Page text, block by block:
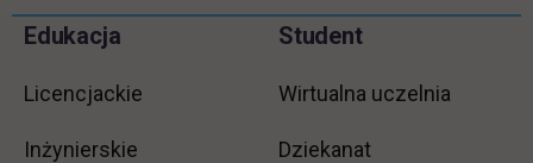
Pomiń
Informacje w stopce
Edukacja
Licencjackie
Inżynierskie
Student
Wirtualna uczelnia
Dziekanat